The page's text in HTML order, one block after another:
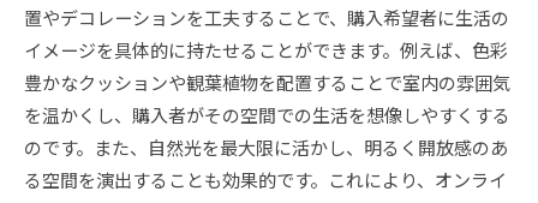
置やデコレーションを工夫することで、購入希望者に生活の
イメージを具体的に持たせることができます。例えば、色彩
豊かなクッションや観葉植物を配置することで室内の雰囲気
を温かくし、購入者がその空間での生活を想像しやすくする
のです。また、自然光を最大限に活かし、明るく開放感のあ
る空間を演出することも効果的です。これにより、オンライ